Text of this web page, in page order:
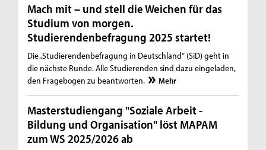
Mach mit – und stell die Weichen für das
Studium von morgen.
Studierendenbefragung 2025 startet!
Die „Studierendenbefragung in Deutschland“ (SiD) geht in
die nächste Runde. Alle Studierenden sind dazu eingeladen,
den Fragebogen zu beantworten.
Mehr
Masterstudiengang "Soziale Arbeit -
Bildung und Organisation" löst MAPAM
zum WS 2025/2026 ab